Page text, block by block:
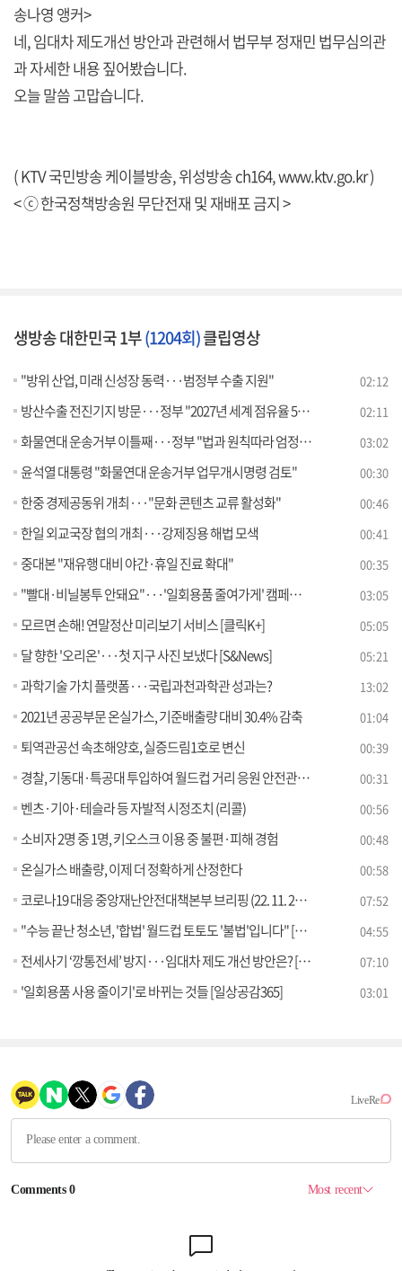
송나영 앵커>
네, 임대차 제도개선 방안과 관련해서 법무부 정재민 법무심의관
과 자세한 내용 짚어봤습니다.
오늘 말씀 고맙습니다.
( KTV 국민방송 케이블방송, 위성방송 ch164,www.ktv.go.kr)
< ⓒ 한국정책방송원 무단전재 및 재배포 금지 >
생방송 대한민국 1부(1204회)클립영상
"방위 산업, 미래 신성장 동력···범정부 수출 지원" 02:12
방산수출 전진기지 방문···정부 "2027년 세계 점유율 5%" 02:11
화물연대 운송거부 이틀째···정부 "법과 원칙따라 엄정 대응" 03:02
윤석열 대통령 "화물연대 운송거부 업무개시명령 검토" 00:30
한중 경제공동위 개최···"문화 콘텐츠 교류 활성화" 00:46
한일 외교국장 협의 개최···강제징용 해법 모색 00:41
중대본 "재유행 대비 야간·휴일 진료 확대" 00:35
"빨대·비닐봉투 안돼요"···'일회용품 줄여가게' 캠페인 [정책현장+] 03:05
모르면 손해! 연말정산 미리보기 서비스 [클릭K+] 05:05
달 향한 '오리온'···첫 지구 사진 보냈다 [S&News] 05:21
과학기술 가치 플랫폼···국립과천과학관 성과는? 13:02
2021년 공공부문 온실가스, 기준배출량 대비 30.4% 감축 01:04
퇴역관공선 속초해양호, 실증드림1호로 변신 00:39
경찰, 기동대·특공대 투입하여 월드컵 거리 응원 안전관리에 만전 00:31
벤츠·기아·테슬라 등 자발적 시정조치 (리콜) 00:56
소비자 2명 중 1명, 키오스크 이용 중 불편·피해 경험 00:48
온실가스 배출량, 이제 더 정확하게 산정한다 00:58
코로나19 대응 중앙재난안전대책본부 브리핑 (22. 11. 25. 11시) 07:52
"수능 끝난 청소년, '합법' 월드컵 토토도 '불법'입니다" [정책 바로보기] 04:55
전세사기 ‘깡통전세’ 방지···임대차 제도 개선 방안은? [정책 바로보기] 07:10
'일회용품 사용 줄이기'로 바뀌는 것들 [일상공감365] 03:01